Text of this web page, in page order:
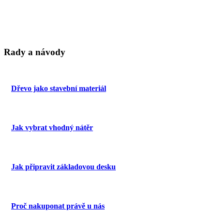
Rady a návody
Dřevo jako stavební materiál
Jak vybrat vhodný nátěr
Jak připravit základovou desku
Proč nakuponat právě u nás